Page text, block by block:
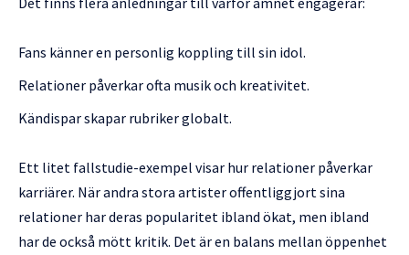
Fans känner en personlig koppling till sin idol.
Relationer påverkar ofta musik och kreativitet.
Kändispar skapar rubriker globalt.
Ett litet fallstudie-exempel visar hur relationer påverkar
karriärer. När andra stora artister offentliggjort sina
relationer har deras popularitet ibland ökat, men ibland
har de också mött kritik. Det är en balans mellan öppenhet